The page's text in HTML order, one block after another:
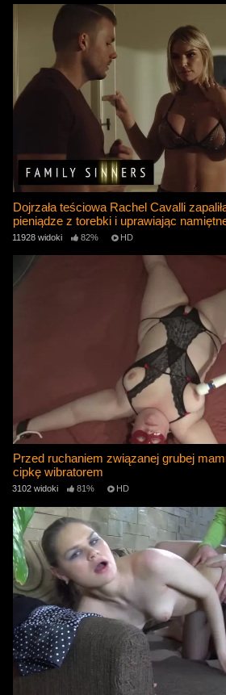
Dojrzała teściowa Rachel Cavalli
pieniądze z torebki i uprawiając
11928 widoki 82% HD
Przed ruchaniem związanej grubej
cipkę wibratorem
3102 widoki 81% HD